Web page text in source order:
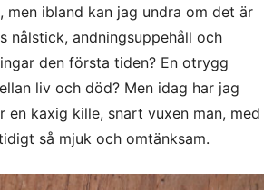
men ibland kan jag undra om det är
nålstick, andningsuppehåll och
den första tiden? En otrygg
liv och död? Men idag har jag
en kaxig kille, snart vuxen man, med
så mjuk och omtänksam.